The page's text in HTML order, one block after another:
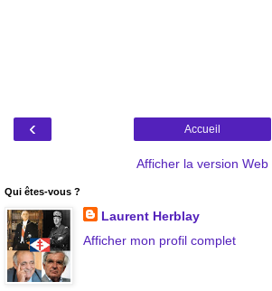
‹ Accueil
Afficher la version Web
Qui êtes-vous ?
Laurent Herblay
Afficher mon profil complet